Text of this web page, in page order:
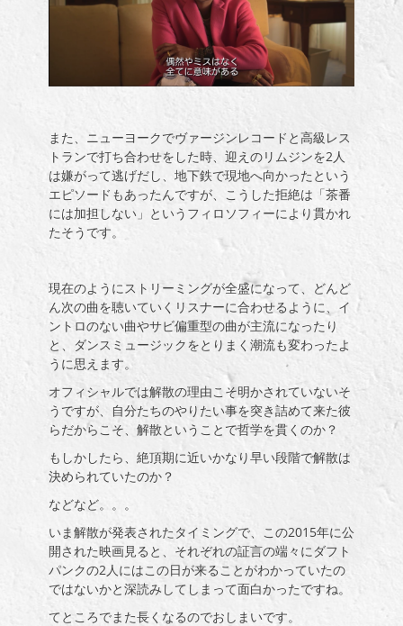
また、ニューヨークでヴァージンレコードと高級レス
トランで打ち合わせをした時、迎えのリムジンを2 人
は嫌がって逃げだし、地下鉄で現地へ向かったという
エピソードもあったんですが、こうした拒絶は「茶番
には加担しない」というフィロソフィーにより貫かれ
たそうです。
現在のようにストリーミングが全盛になって、どんど
ん次の曲を聴いていくリスナーに合わせるように、イ
ントロのない曲やサビ偏重型の曲が主流になったり
と、ダンスミュージックをとりまく潮流も変わったよ
うに思えます。
オフィシャルでは解散の理由こそ明かされていないそ
うですが、自分たちのやりたい事を突き詰めて来た彼
らだからこそ、解散ということで哲学を貫くのか？
もしかしたら、絶頂期に近いかなり早い段階で解散は
決められていたのか？
などなど。。。
いま解散が発表されたタイミングで、この2015年に公
開された映画見ると、それぞれの証言の端々にダフト
パンクの2 人にはこの日が来ることがわかっていたの
ではないかと深読みしてしまって面白かったですね。
てところでまた長くなるのでおしまいです。